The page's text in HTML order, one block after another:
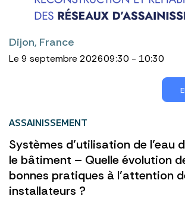
Dijon, France
Le 9 septembre 202609:30 - 10:30
ASSAINISSEMENT
Systèmes d’utilisation de l’eau
le bâtiment – Quelle évolution
bonnes pratiques à l’attention
installateurs ?